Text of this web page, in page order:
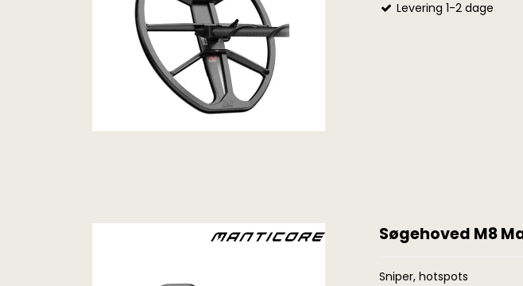
Levering 1-2 dage
Søgehoved M8
Sniper, hotspots